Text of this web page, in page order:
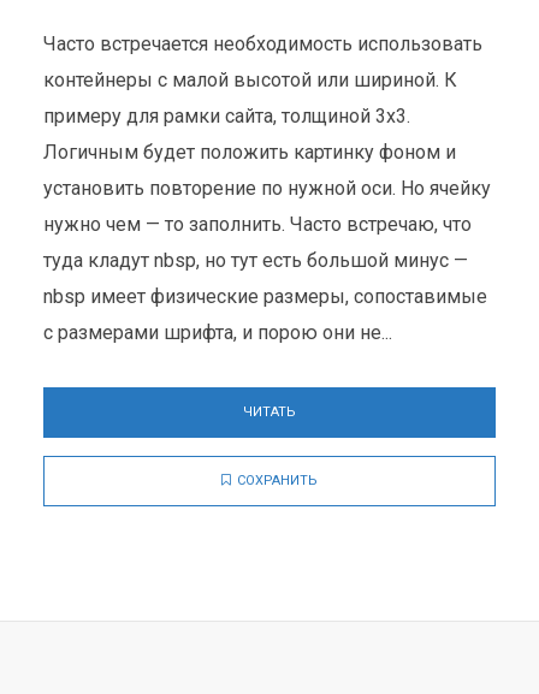
Часто встречается необходимость использовать
контейнеры с малой высотой или шириной. К
примеру для рамки сайта, толщиной 3х3.
Логичным будет положить картинку фоном и
установить повторение по нужной оси. Но ячейку
нужно чем — то заполнить. Часто встречаю, что
туда кладут nbsp, но тут есть большой минус —
nbsp имеет физические размеры, сопоставимые
с размерами шрифта, и порою они не...
ЧИТАТЬ
СОХРАНИТЬ